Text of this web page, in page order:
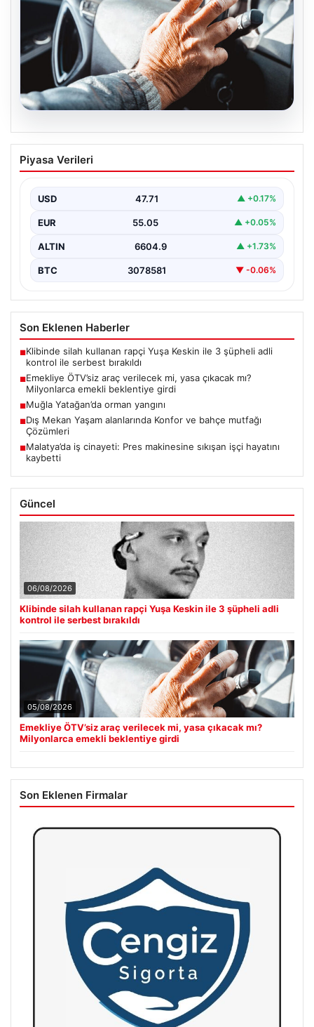
Emekliye ÖTV’siz araç verilecek mi,
yasa çıkacak mı? Milyonlarca emekli
Piyasa Verileri
USD 47.71 ▲ +0.17%
EUR 55.05 ▲ +0.05%
ALTIN 6604.9 ▲ +1.73%
BTC 3078581 ▼ -0.06%
Son Eklenen Haberler
■Klibinde silah kullanan rapçi Yuşa Keskin ile 3 şüpheli adli
kontrol ile serbest bırakıldı
■Emekliye ÖTV’siz araç verilecek mi, yasa çıkacak mı?
Milyonlarca emekli beklentiye girdi
■Muğla Yatağan’da orman yangını
■Dış Mekan Yaşam alanlarında Konfor ve bahçe mutfağı
Çözümleri
■Malatya’da iş cinayeti: Pres makinesine sıkışan işçi hayatını
kaybetti
Güncel
06/08/2026
Klibinde silah kullanan rapçi Yuşa Keskin ile 3 şüpheli adli
kontrol ile serbest bırakıldı
05/08/2026
Emekliye ÖTV’siz araç verilecek mi, yasa çıkacak mı?
Milyonlarca emekli beklentiye girdi
Son Eklenen Firmalar